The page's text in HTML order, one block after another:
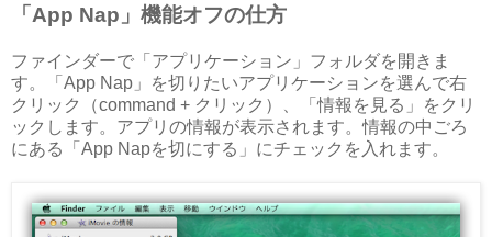
「App Nap」機能オフの仕方
ファインダーで「アプリケーション」フォルダを開きま
す。「App Nap」を切りたいアプリケーションを選んで右
クリック（command + クリック）、「情報を見る」をクリ
ックします。アプリの情報が表示されます。情報の中ごろ
にある「App Napを切にする」にチェックを入れます。